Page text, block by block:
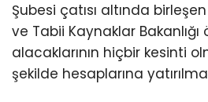
Şubesi çatısı altında
ve Tabii Kaynaklar
alacaklarının hiçbir kesinti
şekilde hesaplarına